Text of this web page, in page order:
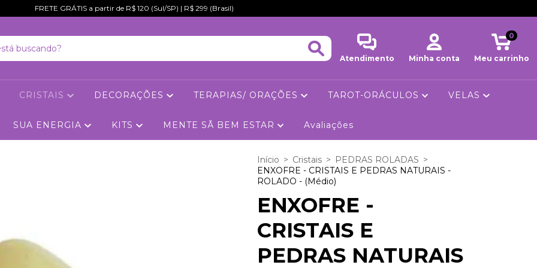
FRETE GRÁTIS a partir de R$ 120 (Sul/SP) | R$ 299 (Brasil)
Atendimento Minha conta Meu carrinho
0
CRISTAIS DECORAÇÕES TERAPIAS/ ORAÇÕES TAROT-ORÁCULOS VELAS
SUA ENERGIA KITS MENTE SÃ BEM ESTAR Avaliações
Início > Cristais > PEDRAS ROLADAS >
ENXOFRE - CRISTAIS E PEDRAS NATURAIS -
ROLADO - (Médio)
ENXOFRE -
CRISTAIS E
PEDRAS NATURAIS